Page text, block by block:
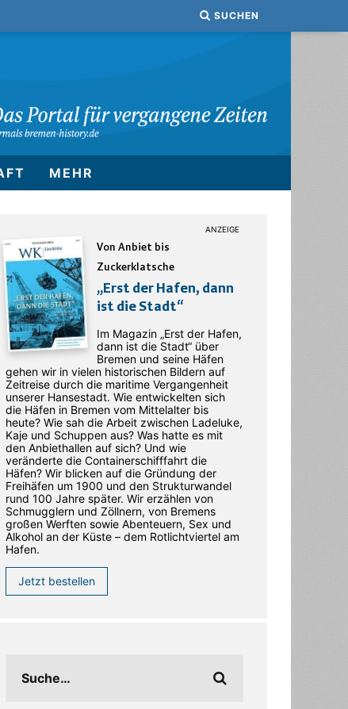
SUCHEN
MEHR
Von Anbiet bis
Zuckerklatsche
„Erst der Hafen, dann
ist die Stadt“
Im Magazin „Erst der Hafen,
dann ist die Stadt“ über
Bremen und seine Häfen
gehen wir in vielen historischen Bildern auf
Zeitreise durch die maritime Vergangenheit
unserer Hansestadt. Wie entwickelten sich
die Häfen in Bremen vom Mittelalter bis
heute? Wie sah die Arbeit zwischen Ladeluke,
Kaje und Schuppen aus? Was hatte es mit
den Anbiethallen auf sich? Und wie
veränderte die Containerschifffahrt die
Häfen? Wir blicken auf die Gründung der
Freihäfen um 1900 und den Strukturwandel
rund 100 Jahre später. Wir erzählen von
Schmugglern und Zöllnern, von Bremens
großen Werften sowie Abenteuern, Sex und
Alkohol an der Küste – dem Rotlichtviertel am
Hafen.
Jetzt bestellen